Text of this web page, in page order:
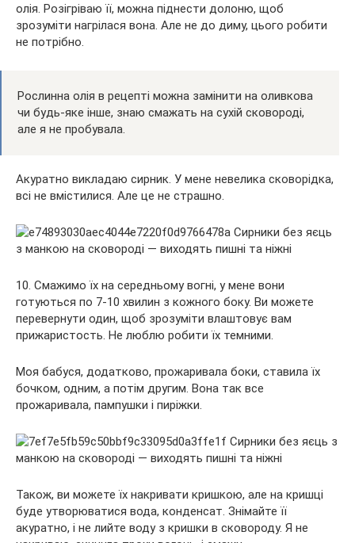
олія. Розігріваю її, можна піднести долоню, щоб
зрозуміти нагрілася вона. Але не до диму, цього робити
не потрібно.
Рослинна олія в рецепті можна замінити на оливкова
чи будь-яке інше, знаю смажать на сухій сковороді,
але я не пробувала.
Акуратно викладаю сирник. У мене невелика сковорідка,
всі не вмістилися. Але це не страшно.
10. Смажимо їх на середньому вогні, у мене вони
готуються по 7-10 хвилин з кожного боку. Ви можете
перевернути один, щоб зрозуміти влаштовує вам
прижаристость. Не люблю робити їх темними.
Моя бабуся, додатково, прожаривала боки, ставила їх
бочком, одним, а потім другим. Вона так все
прожаривала, пампушки і пиріжки.
Також, ви можете їх накривати кришкою, але на кришці
буде утворюватися вода, конденсат. Знімайте її
акуратно, і не лийте воду з кришки в сковороду. Я не